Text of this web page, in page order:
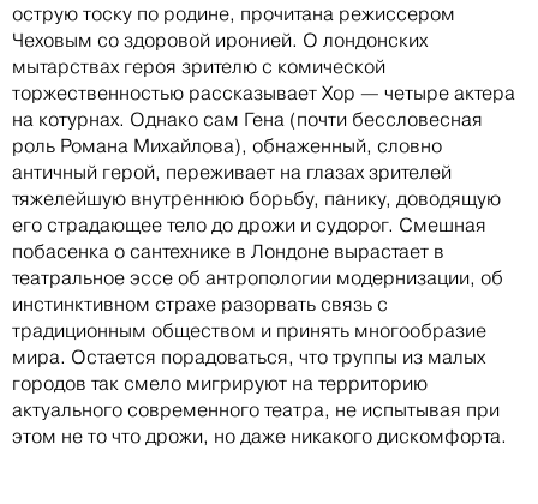
острую тоску по родине, прочитана режиссером
Чеховым со здоровой иронией. О лондонских
мытарствах героя зрителю с комической
торжественностью рассказывает Хор — четыре актера
на котурнах. Однако сам Гена (почти бессловесная
роль Романа Михайлова), обнаженный, словно
античный герой, переживает на глазах зрителей
тяжелейшую внутреннюю борьбу, панику, доводящую
его страдающее тело до дрожи и судорог. Смешная
побасенка о сантехнике в Лондоне вырастает в
театральное эссе об антропологии модернизации, об
инстинктивном страхе разорвать связь с
традиционным обществом и принять многообразие
мира. Остается порадоваться, что труппы из малых
городов так смело мигрируют на территорию
актуального современного театра, не испытывая при
этом не то что дрожи, но даже никакого дискомфорта.